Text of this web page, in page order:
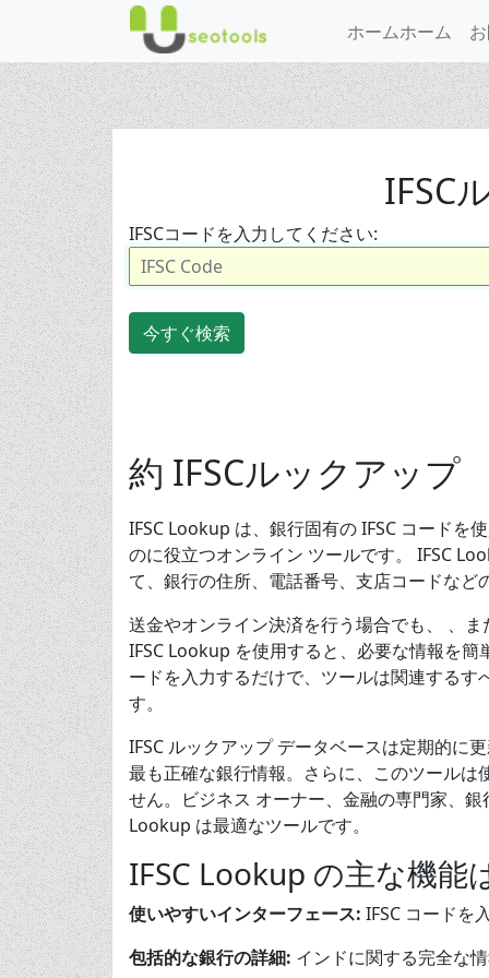
ホームホーム
IFSC
IFSCコードを入力してください:
今すぐ検索
約 IFSCルックアップ
IFSC Lookup は、銀行固有の IFSC コードを
のに役立つオンライン ツールです。 IFSC
て、銀行の住所、電話番号、支店コードな
送金やオンライン決済を行う場合でも、 、
IFSC Lookup を使用すると、必要な情報を
ードを入力するだけで、ツールは関連する
す。
IFSC ルックアップ データベースは定期的に
最も正確な銀行情報。さらに、このツール
せん。ビジネス オーナー、金融の専門家、
Lookup は最適なツールです。
IFSC Lookup の主な機能
使いやすいインターフェース: IFSC コードを
包括的な銀行の詳細: インドに関する完全な